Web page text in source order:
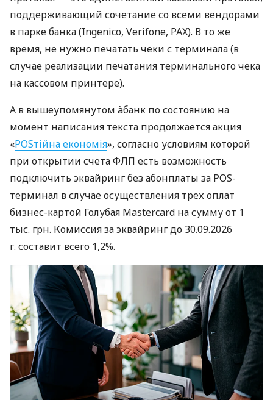
поддерживающий сочетание со всеми вендорами
в парке банка (Ingenico, Verifone, PAX). В то же
время, не нужно печатать чеки с терминала (в
случае реализации печатания терминального чека
на кассовом принтере).
А в вышеупомянутом àбанк по состоянию на
момент написания текста продолжается акция
«POSтійна економія», согласно условиям которой
при открытии счета ФЛП есть возможность
подключить эквайринг без абонплаты за POS-
терминал в случае осуществления трех оплат
бизнес-картой Голубая Mastercard на сумму от 1
тыс. грн. Комиссия за эквайринг до 30.09.2026
г. составит всего 1,2%.